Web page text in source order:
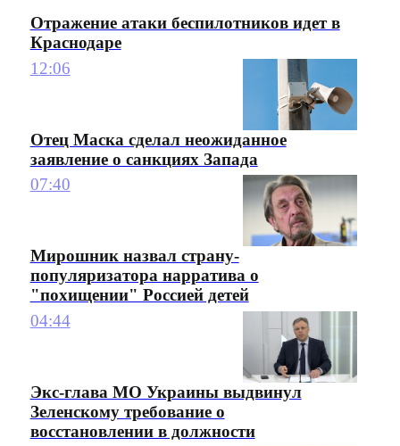
Отражение атаки беспилотников идет в
Краснодаре
12:06
Отец Маска сделал неожиданное
заявление о санкциях Запада
07:40
Мирошник назвал страну-
популяризатора нарратива о
"похищении" Россией детей
04:44
Экс-глава МО Украины выдвинул
Зеленскому требование о
восстановлении в должности